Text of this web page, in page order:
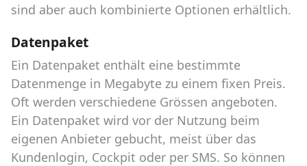
sind aber auch kombinierte Optionen erhältlich.
Datenpaket
Ein Datenpaket enthält eine bestimmte
Datenmenge in Megabyte zu einem fixen Preis.
Oft werden verschiedene Grössen angeboten.
Ein Datenpaket wird vor der Nutzung beim
eigenen Anbieter gebucht, meist über das
Kundenlogin, Cockpit oder per SMS. So können